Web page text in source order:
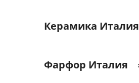
Керамика Италия
Фарфор Италия